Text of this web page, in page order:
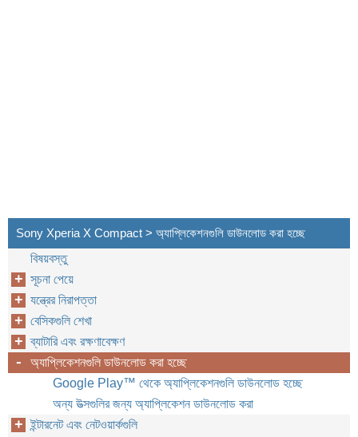
Sony Xperia X Compact > অ্যাপ্লিকেশনগুলি ডাউনলোড করা হচ্ছে
বিষয়বস্তু
সূচনা পেয়ে
যন্ত্রের নিরাপত্তা
বেসিকগুলি শেখা
ব্যাটারি এবং রক্ষণাবেক্ষণ
অ্যাপ্লিকেশনগুলি ডাউনলোড করা হচ্ছে
Google Play™‎ থেকে অ্যাপ্লিকেশনগুলি ডাউনলোড হচ্ছে
অন্য উত্সগুলির জন্য অ্যাপ্লিকেশন ডাউনলোড করা
ইন্টারনেট এবং নেটওয়ার্কগুলি